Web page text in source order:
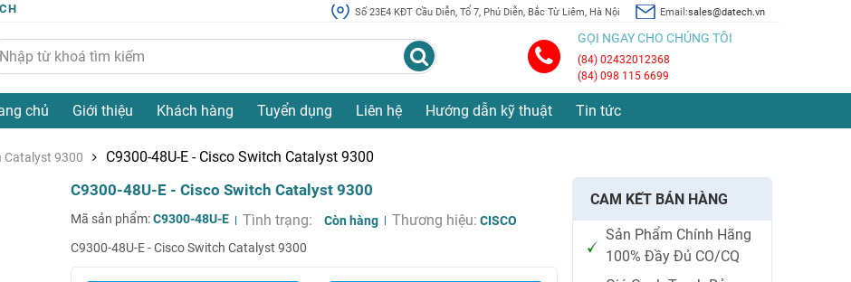
Số 23E4 KĐT Cầu Diễn, Tổ 7, Phú Diễn, Bắc Từ Liêm, Hà Nội Email:sales@datech.vn
GỌI NGAY CHO CHÚNG TÔI
(84) 02432012368
(84) 098 115 6699
chủ Giới thiệu Khách hàng Tuyển dụng Liên hệ Hướng dẫn kỹ thuật Tin tức
Catalyst 9300 C9300-48U-E - Cisco Switch Catalyst 9300
C9300-48U-E - Cisco Switch Catalyst 9300
Mã sản phẩm:C9300-48U-E Tình trạng: Còn hàng Thương hiệu: CISCO
C9300-48U-E - Cisco Switch Catalyst 9300
CAM KẾT BÁN HÀNG
Sản Phẩm Chính Hãng
100% Đầy Đủ CO/CQ